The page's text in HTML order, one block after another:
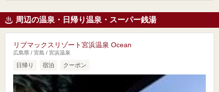
周辺の温泉・日帰り温泉・スーパー銭湯
リブマックスリゾート宮浜温泉 Ocean
広島県 / 宮島 / 宮浜温泉
日帰り 宿泊 クーポン